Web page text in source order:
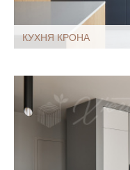
КУХНЯ КРОНА
13-14 кв.м
Мебель - тип:Угловая